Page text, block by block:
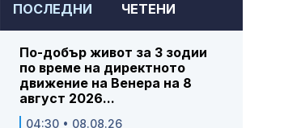
ПОСЛЕДНИ ЧЕТЕНИ
По-добър живот за 3 зодии
по време на директното
движение на Венера на 8
август 2026...
04:30 • 08.08.26